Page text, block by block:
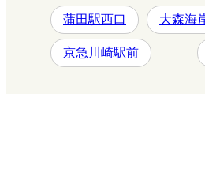
蒲田駅西口 大森海
京急川崎駅前